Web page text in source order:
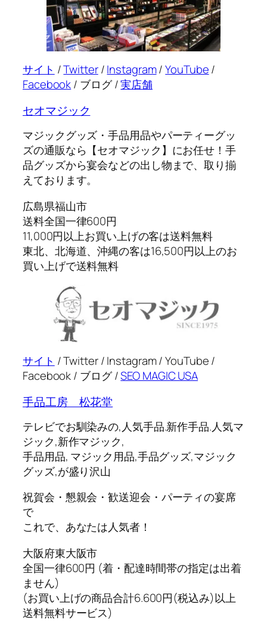
サイト /Twitter/Instagram/YouTube/
Facebook/ ブログ /実店舗
セオマジック
マジックグッズ・手品用品やパーティーグッ
ズの通販なら【セオマジック】にお任せ！手
品グッズから宴会などの出し物まで、取り揃
えております。
広島県福山市
送料全国一律600円
11,000円以上お買い上げの客は送料無料
東北、北海道、沖縄の客は16,500円以上のお
買い上げで送料無料
サイト / Twitter / Instagram / YouTube /
Facebook / ブログ /SEO MAGIC USA
手品工房 松花堂
テレビでお馴染みの,人気手品.新作手品.人気マ
ジック,新作マジック,
手品用品, マジック用品,手品グッズ,マジック
グッズ,が盛り沢山
祝賀会・懇親会・歓送迎会・パーティの宴席
で
これで、あなたは人気者！
大阪府東大阪市
全国一律600円 (着・配達時間帯の指定は出着
ません)
(お買い上げの商品合計6.600円(税込み)以上
送料無料サービス)